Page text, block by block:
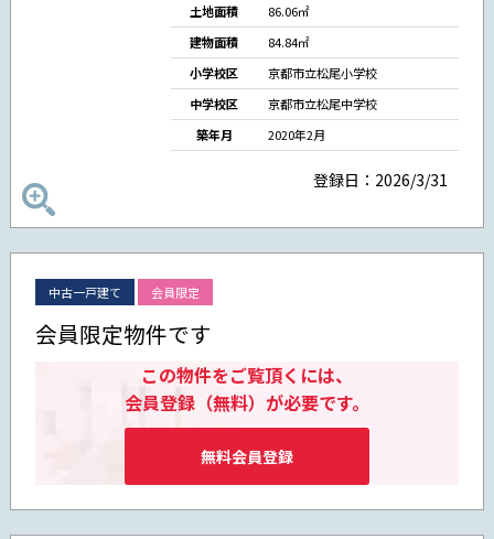
土地面積
86.06㎡
建物面積
84.84㎡
小学校区
京都市立松尾小学校
中学校区
京都市立松尾中学校
築年月
2020年2月
登録日：2026/3/31
中古一戸建て 会員限定
会員限定物件です
この物件をご覧頂くには、
会員登録（無料）が必要です。
無料会員登録